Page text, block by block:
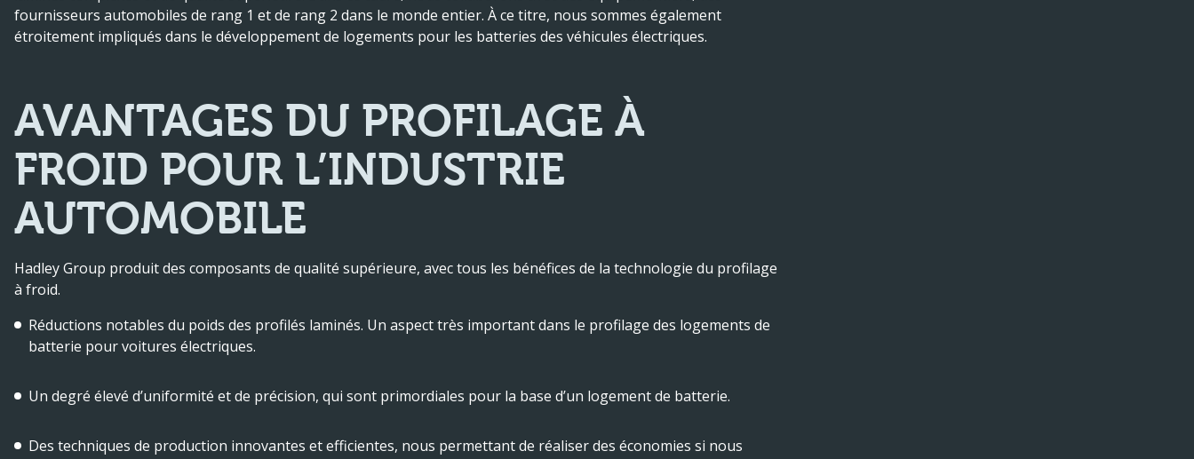
fournisseurs automobiles de rang 1 et de rang 2 dans le monde entier. À ce titre, nous sommes également
étroitement impliqués dans le développement de logements pour les batteries des véhicules électriques.
AVANTAGES DU PROFILAGE À
FROID POUR L’INDUSTRIE
AUTOMOBILE
Hadley Group produit des composants de qualité supérieure, avec tous les bénéfices de la technologie du profilage
à froid.
Réductions notables du poids des profilés laminés. Un aspect très important dans le profilage des logements de
batterie pour voitures électriques.
Un degré élevé d’uniformité et de précision, qui sont primordiales pour la base d’un logement de batterie.
Des techniques de production innovantes et efficientes, nous permettant de réaliser des économies si nous